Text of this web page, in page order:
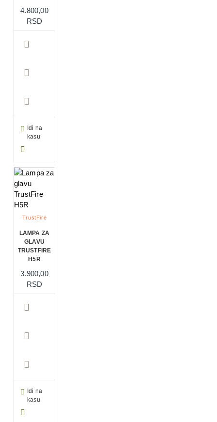
4.800,00
RSD
Idi na
kasu
TrustFire
LAMPA ZA
GLAVU
TRUSTFIRE
H5R
3.900,00
RSD
Idi na
kasu